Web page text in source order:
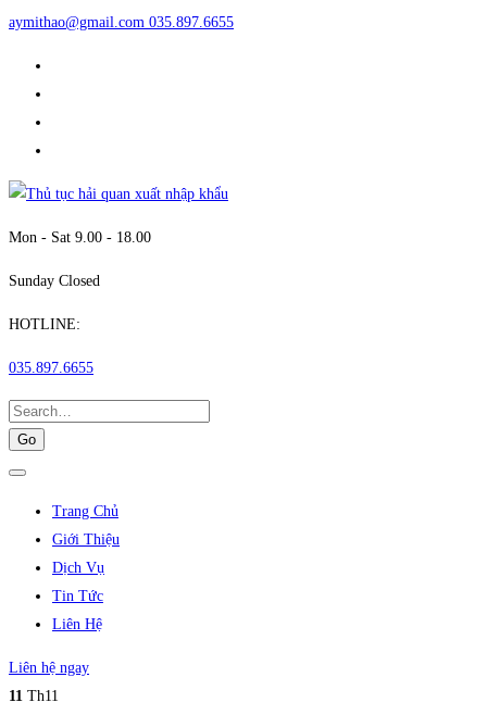
aymithao@gmail.com 035.897.6655
Mon - Sat 9.00 - 18.00
Sunday Closed
HOTLINE:
035.897.6655
Search
for:
Trang Chủ
Giới Thiệu
Dịch Vụ
Tin Tức
Liên Hệ
Liên hệ ngay
11 Th11